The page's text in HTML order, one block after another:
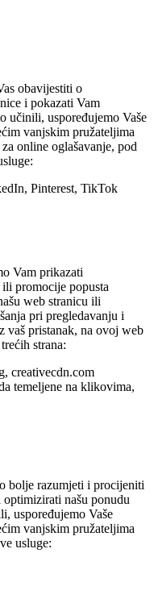
obavijestiti o
i pokazati Vam
učinili, uspoređujemo Vaše
vanjskim pružateljima
online oglašavanje, pod
Pinterest, TikTok
Vam prikazati
promocije popusta
web stranicu ili
pri pregledavanju i
vaš pristanak, na ovoj web
strana:
creativecdn.com
temeljene na klikovima,
bolje razumjeti i procijeniti
optimizirati našu ponudu
uspoređujemo Vaše
vanjskim pružateljima
usluge: